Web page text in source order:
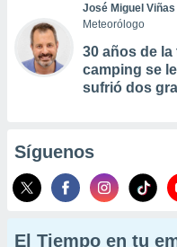
José Miguel Viñas
Meteorólogo
30 años de la
camping se
sufrió dos
Síguenos
El Tiempo en tu